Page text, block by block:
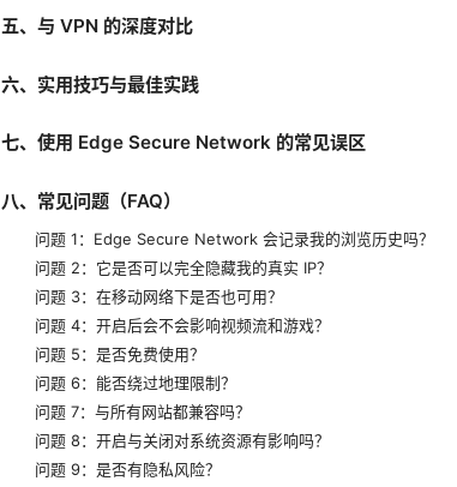
五、与 VPN 的深度对比
六、实用技巧与最佳实践
七、使用 Edge Secure Network 的常见误区
八、常见问题（FAQ）
问题 1：Edge Secure Network 会记录我的浏览历史吗？
问题 2：它是否可以完全隐藏我的真实 IP？
问题 3：在移动网络下是否也可用？
问题 4：开启后会不会影响视频流和游戏？
问题 5：是否免费使用？
问题 6：能否绕过地理限制？
问题 7：与所有网站都兼容吗？
问题 8：开启与关闭对系统资源有影响吗？
问题 9：是否有隐私风险？